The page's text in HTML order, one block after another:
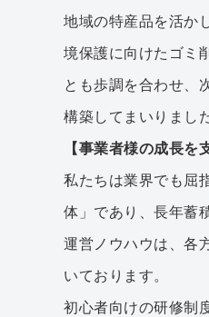
地域の特産品を活か
境保護に向けたゴミ
とも歩調を合わせ、
構築してまいりまし
【事業者様の成長を
私たちは業界でも屈
体」であり、長年蓄
運営ノウハウは、各
いております。
初心者向けの研修制